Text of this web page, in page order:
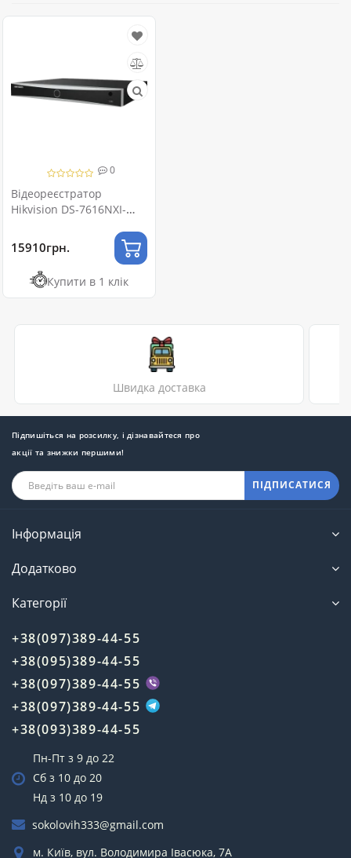
0
Відеореєстратор
Hikvision DS-7616NXI-
AcuSense
15910грн.
Купити в 1 клік
Швидка доставка
Підпишіться на розсилку, і дізнавайтеся про
акції та знижки першими!
ПІДПИСАТИСЯ
Інформація
Додатково
Категорії
+38(097)389-44-55
+38(095)389-44-55
+38(097)389-44-55
+38(097)389-44-55
+38(093)389-44-55
Пн-Пт з 9 до 22
Сб з 10 до 20
Нд з 10 до 19
sokolovih333@gmail.com
м. Київ, вул. Володимира Івасюка, 7А